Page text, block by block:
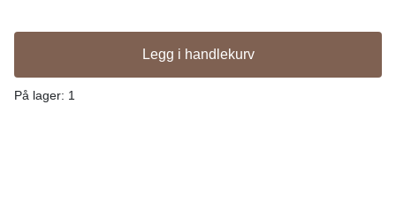
Legg i handlekurv
På lager: 1